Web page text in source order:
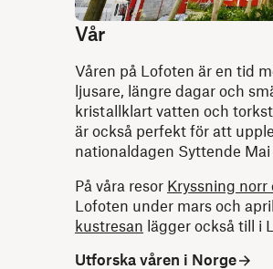
Vår
Våren på Lofoten är en tid
ljusare, längre dagar och
kristallklart vatten och
är också perfekt för att
nationaldagen Syttende Mai
På våra resor Kryssning norr
Lofoten under mars och
kustresan lägger också till i
Utforska våren i Norge